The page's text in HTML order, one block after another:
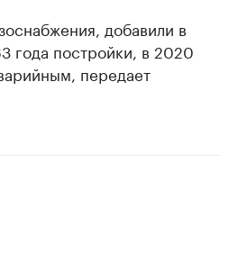
добавили в
года постройки, в 2020
передает